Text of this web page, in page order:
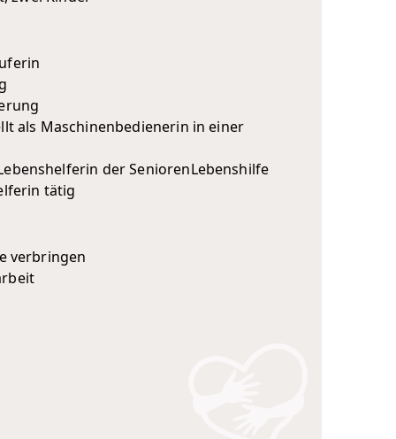
als Maschinenbedienerin in einer
der SeniorenLebenshilfe
tätig
verbringen